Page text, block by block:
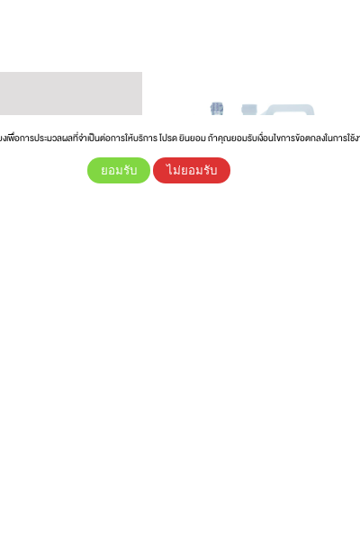
อการประมวลผลที่จำเป็นต่อการให้บริการ โปรด ยินยอม ถ้าคุณยอมรับเงื่อนไขการข้อตกลงในการใช้ง
ยอมรับ ไม่ยอมรับ